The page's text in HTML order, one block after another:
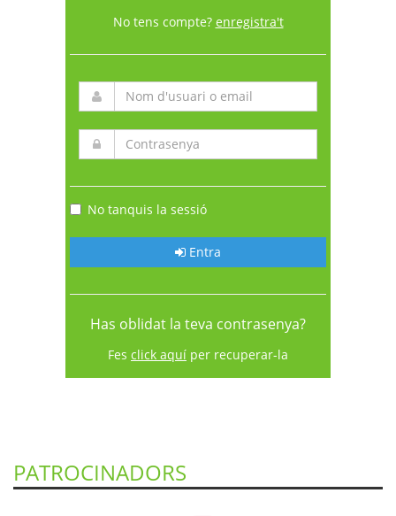
No tens compte? enregistra't
No tanquis la sessió
Entra
Has oblidat la teva contrasenya?
Fes click aquí per recuperar-la
PATROCINADORS